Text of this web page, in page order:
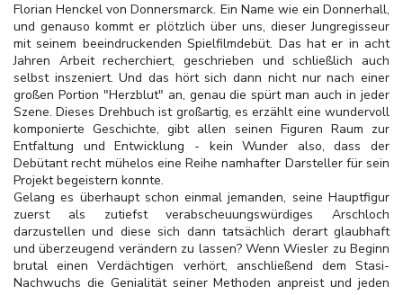
Florian Henckel von Donnersmarck. Ein Name wie ein Donnerhall,
und genauso kommt er plötzlich über uns, dieser Jungregisseur
mit seinem beeindruckenden Spielfilmdebüt. Das hat er in acht
Jahren Arbeit recherchiert, geschrieben und schließlich auch
selbst inszeniert. Und das hört sich dann nicht nur nach einer
großen Portion "Herzblut" an, genau die spürt man auch in jeder
Szene. Dieses Drehbuch ist großartig, es erzählt eine wundervoll
komponierte Geschichte, gibt allen seinen Figuren Raum zur
Entfaltung und Entwicklung - kein Wunder also, dass der
Debütant recht mühelos eine Reihe namhafter Darsteller für sein
Projekt begeistern konnte.
Gelang es überhaupt schon einmal jemanden, seine Hauptfigur
zuerst als zutiefst verabscheuungswürdiges Arschloch
darzustellen und diese sich dann tatsächlich derart glaubhaft
und überzeugend verändern zu lassen? Wenn Wiesler zu Beginn
brutal einen Verdächtigen verhört, anschließend dem Stasi-
Nachwuchs die Genialität seiner Methoden anpreist und jeden